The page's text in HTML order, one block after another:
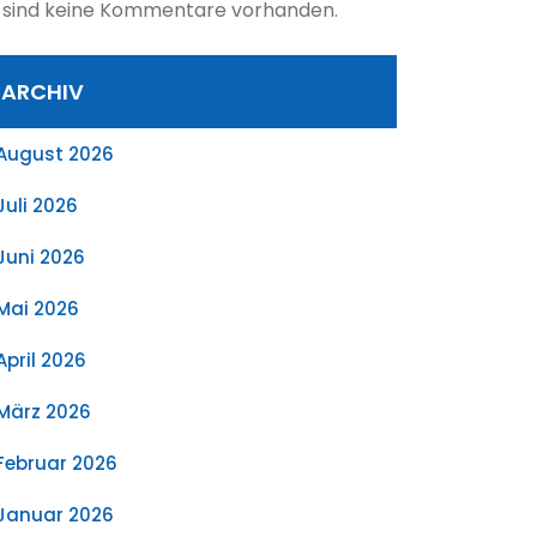
sind keine Kommentare vorhanden.
ARCHIV
2026
2026
2026
2026
2026
2026
2026
2026